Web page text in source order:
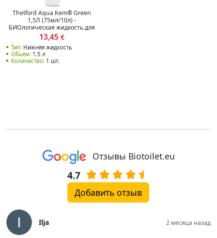
Thetford Aqua Kem® Green
1,5Л (75мл/10л) -
БИОлогическая жидкость для
нижнего бака
13,45 €
Тип:Нижняя жидкость
Обьём:1.5 л
Количество:1 шт.
Отзывы Biotoilet.eu
4.7
Добавить отзыв
Ilja 2 месяца назад